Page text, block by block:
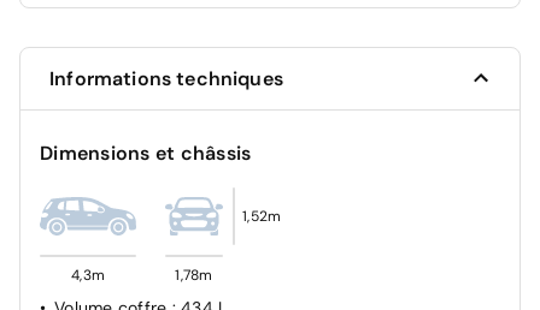
Aide au stationnement AV + AR
Airbags (Frontaux, latéraux AV, rideaux AV et AR)
Sécurité enfant à l'arrière manuel
Antiblocage de roues ABS
Informations techniques
Dimensions et châssis
4,3m 1,78m
1,52m